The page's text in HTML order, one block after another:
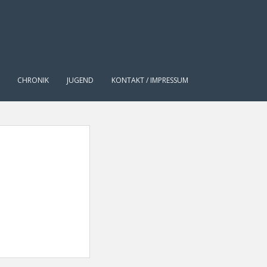
CHRONIK JUGEND KONTAKT / IMPRESSUM